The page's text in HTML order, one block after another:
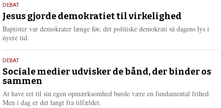
e
r
18.
maj
2026
DEBAT
Jesus gjorde demokratiet til virkelighed
Baptister var demokrater længe før, det politiske demokrati så dagens lys i
nyere tid.
18.
maj
2026
DEBAT
Sociale medier udvisker de bånd, der binder os
sammen
At have ret til sin egen opmærksomhed burde være en fundamental frihed.
Men i dag er det langt fra tilfældet.